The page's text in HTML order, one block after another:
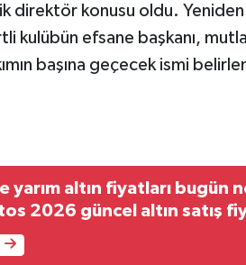
direktör konusu oldu. Yeniden
kulübün efsane başkanı,
başına geçecek ismi
yarım altın fiyatları bugün
2026 güncel altın satış